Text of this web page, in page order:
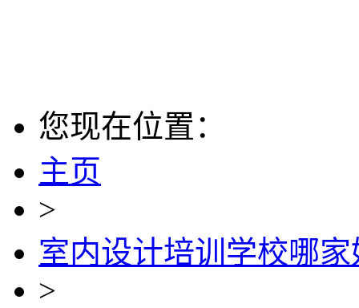
您现在位置：
主页
>
室内设计培训学校哪家
>